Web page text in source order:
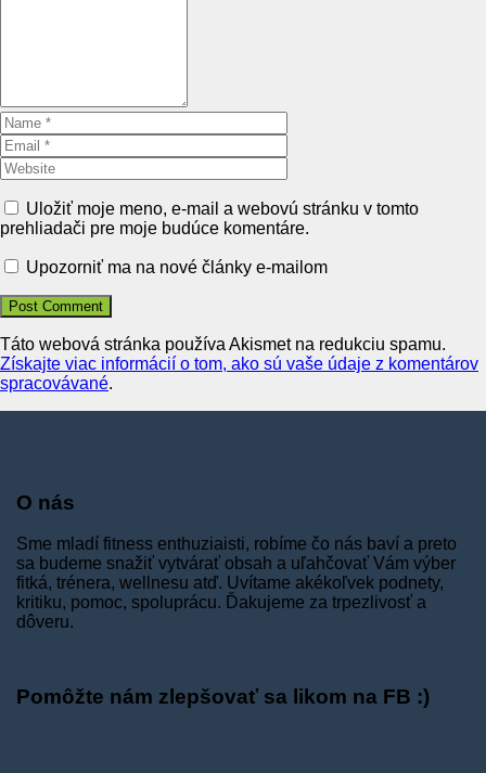
Uložiť moje meno, e-mail a webovú stránku v tomto
prehliadači pre moje budúce komentáre.
Upozorniť ma na nové články e-mailom
Táto webová stránka používa Akismet na redukciu spamu.
Získajte viac informácií o tom, ako sú vaše údaje z komentárov
spracovávané.
O nás
Sme mladí fitness enthuziaisti, robíme čo nás baví a preto
sa budeme snažiť vytvárať obsah a uľahčovať Vám výber
fitká, trénera, wellnesu atď. Uvítame akékoľvek podnety,
kritiku, pomoc, spoluprácu. Ďakujeme za trpezlivosť a
dôveru.
Pomôžte nám zlepšovať sa likom na FB :)